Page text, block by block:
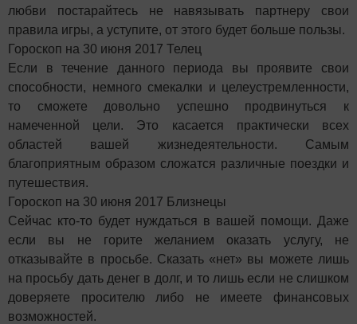
любви постарайтесь не навязывать партнеру свои
правила игры, а уступите, от этого будет больше пользы.
Гороскоп на 30 июня 2017 Телец
Если в течение данного периода вы проявите свои
способности, немного смекалки и целеустремленности,
то сможете довольно успешно продвинуться к
намеченной цели. Это касается практически всех
областей вашей жизнедеятельности. Самым
благоприятным образом сложатся различные поездки и
путешествия.
Гороскоп на 30 июня 2017 Близнецы
Сейчас кто-то будет нуждаться в вашей помощи. Даже
если вы не горите желанием оказать услугу, не
отказывайте в просьбе. Сказать «нет» вы можете лишь
на просьбу дать денег в долг, и то лишь если не слишком
доверяете просителю либо не имеете финансовых
возможностей.